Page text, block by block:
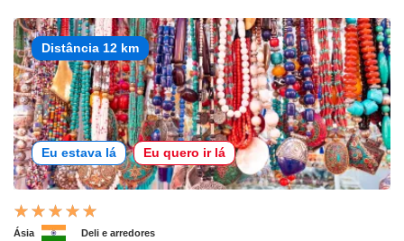
Distância 12 km
Eu estava lá Eu quero ir lá
Ásia Deli e arredores